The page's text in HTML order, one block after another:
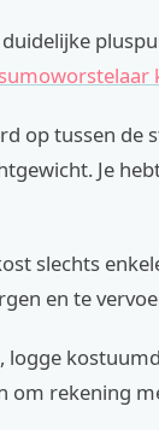
op tussen
Je
slechts
en te
logge
om rekening